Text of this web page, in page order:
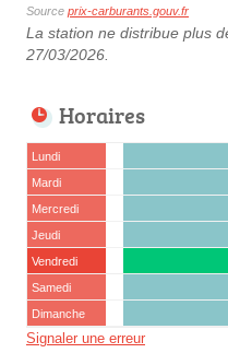
Source prix-carburants.gouv.fr
La station ne distribue plus
27/03/2026.
Horaires
Lundi
Mardi
Mercredi
Jeudi
Vendredi
Samedi
Dimanche
Signaler une erreur